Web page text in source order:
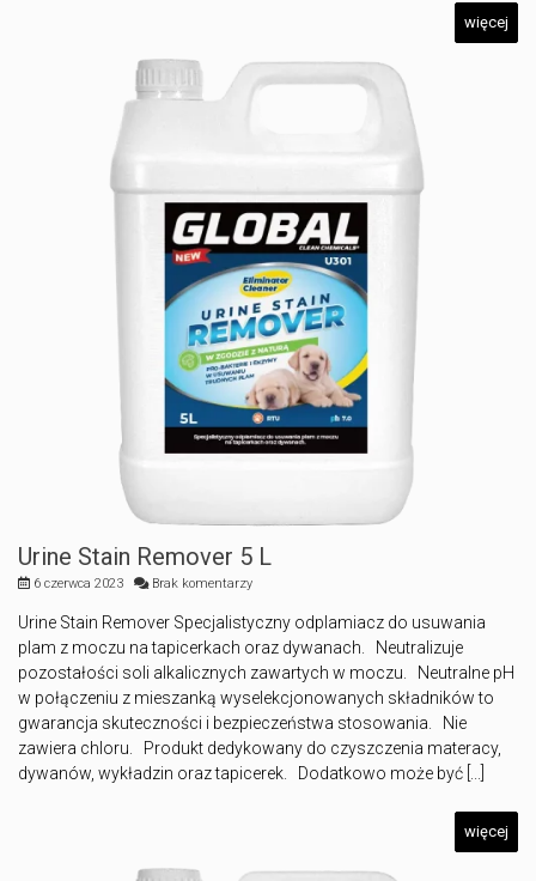
więcej
Urine Stain Remover 5 L
6 czerwca 2023 Brak komentarzy
Urine Stain Remover Specjalistyczny odplamiacz do usuwania
plam z moczu na tapicerkach oraz dywanach. Neutralizuje
pozostałości soli alkalicznych zawartych w moczu. Neutralne pH
w połączeniu z mieszanką wyselekcjonowanych składników to
gwarancja skuteczności i bezpieczeństwa stosowania. Nie
zawiera chloru. Produkt dedykowany do czyszczenia materacy,
dywanów, wykładzin oraz tapicerek. Dodatkowo może być [...]
więcej